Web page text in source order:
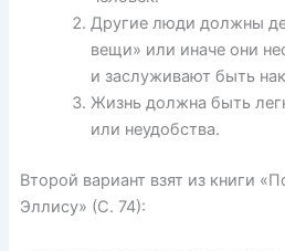
Другие люди должны
вещи» или иначе они
и заслуживают быть
Жизнь должна быть
или неудобства.
Второй вариант взят из книги
Эллису» (С. 74):